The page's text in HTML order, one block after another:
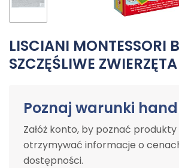
LISCIANI MONTESSORI
SZCZĘŚLIWE ZWIERZĘTA
Poznaj warunki
Załóż konto, by poznać
otrzymywać informacje o
dostępności.